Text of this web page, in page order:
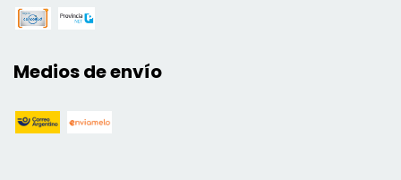
Medios de envío